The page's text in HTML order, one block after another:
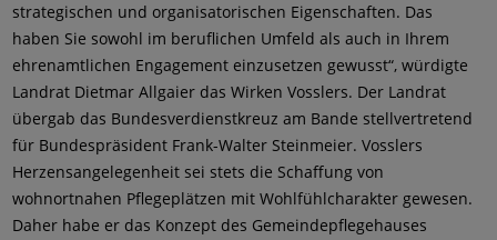
strategischen und organisatorischen Eigenschaften. Das
haben Sie sowohl im beruflichen Umfeld als auch in Ihrem
ehrenamtlichen Engagement einzusetzen gewusst“, würdigte
Landrat Dietmar Allgaier das Wirken Vosslers. Der Landrat
übergab das Bundesverdienstkreuz am Bande stellvertretend
für Bundespräsident Frank-Walter Steinmeier. Vosslers
Herzensangelegenheit sei stets die Schaffung von
wohnortnahen Pflegeplätzen mit Wohlfühlcharakter gewesen.
Daher habe er das Konzept des Gemeindepflegehauses